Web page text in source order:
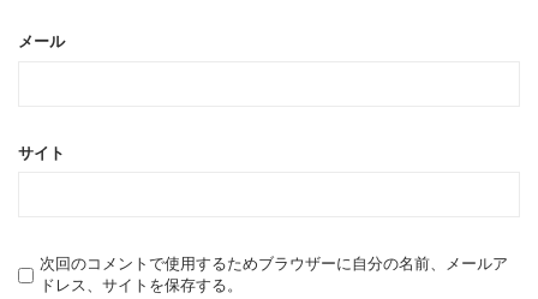
メール
サイト
次回のコメントで使用するためブラウザーに自分の名前、メールア
ドレス、サイトを保存する。